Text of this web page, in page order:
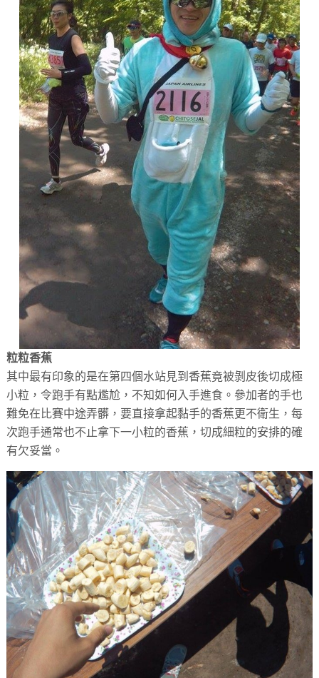
粒粒香蕉
其中最有印象的是在第四個水站見到香蕉竟被剝皮後切成極
小粒，令跑手有點尷尬，不知如何入手進食。參加者的手也
難免在比賽中途弄髒，要直接拿起黏手的香蕉更不衛生，每
次跑手通常也不止拿下一小粒的香蕉，切成細粒的安排的確
有欠妥當。